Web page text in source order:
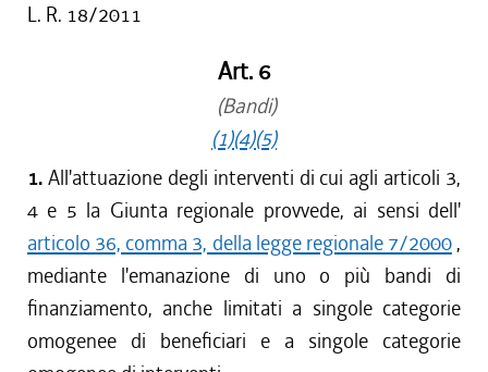
L. R. 18/2011
Art. 6
(Bandi)
(1)(4)(5)
1. All'attuazione degli interventi di cui agli articoli 3,
4 e 5 la Giunta regionale provvede, ai sensi dell'
articolo 36, comma 3, della legge regionale 7/2000,
mediante l'emanazione di uno o più bandi di
finanziamento, anche limitati a singole categorie
omogenee di beneficiari e a singole categorie